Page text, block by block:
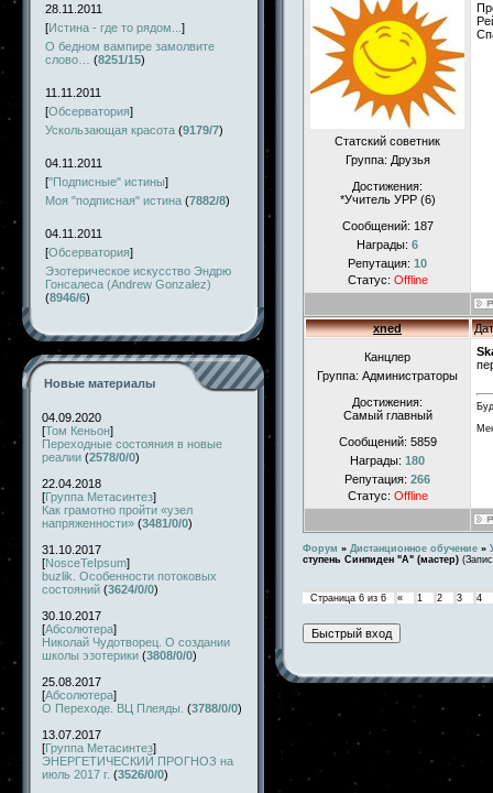
28.11.2011
[Истина - где то рядом... ]
О бедном вампире замолвите
слово…
(8251/15)
11.11.2011
[Обсерватория]
Ускользающая красота (9179/7)
04.11.2011
["Подписные" истины]
Моя "подписная" истина (7882/8)
04.11.2011
[Обсерватория]
Эзотерическое искусство Эндрю
Гонсалеса (Andrew Gonzalez)
(8946/6)
Новые материалы
04.09.2020
[Том Кеньон]
Переходные состояния в новые
реалии (2578/0/0)
22.04.2018
[Группа Метасинтез]
Как грамотно пройти «узел
напряженности» (3481/0/0)
31.10.2017
[NosceTeIpsum]
buzlik. Особенности потоковых
состояний (3624/0/0)
30.10.2017
[Абсолютера]
Николай Чудотворец. О создании
школы эзотерики (3808/0/0)
25.08.2017
[Абсолютера]
О Переходе. ВЦ Плеяды. (3788/0/0)
13.07.2017
[Группа Метасинтез]
ЭНЕРГЕТИЧЕСКИЙ ПРОГНОЗ на
июль 2017 г. (3526/0/0)
Статский советник
Группа: Друзья
Достижения:
*Учитель УРР (6)
Сообщений: 187
Награды: 6
Репутация: 10
Статус: Offline
xned
Канцлер
Группа: Администраторы
Достижения:
Самый главный
Сообщений: 5859
Награды: 180
Репутация: 266
Статус: Offline
Форум » Дистанционное обучение »
ступень Синпиден "А" (мастер)
Страница 6 из 6 « 1 2 3 4